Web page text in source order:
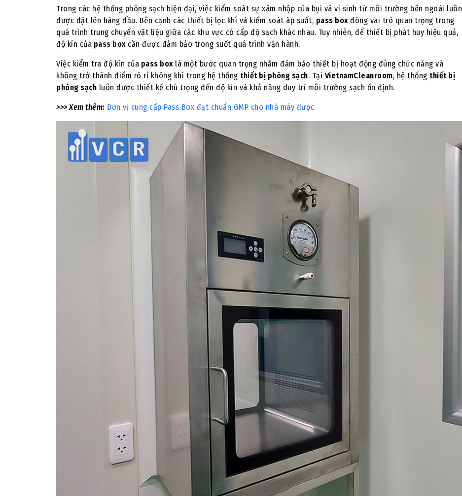
Trong các hệ thống phòng sạch hiện đại, việc kiểm soát sự xâm nhập của bụi và vi sinh từ môi trường bên ngoài luôn
được đặt lên hàng đầu. Bên cạnh các thiết bị lọc khí và kiểm soát áp suất, pass boxđóng vai trò quan trọng trong
quá trình trung chuyển vật liệu giữa các khu vực có cấp độ sạch khác nhau. Tuy nhiên, để thiết bị phát huy hiệu quả,
độ kín của pass boxcần được đảm bảo trong suốt quá trình vận hành.
Việc kiểm tra độ kín của pass boxlà một bước quan trọng nhằm đảm bảo thiết bị hoạt động đúng chức năng và
không trở thành điểm rò rỉ không khí trong hệ thống thiết bị phòng sạch. Tại VietnamCleanroom, hệ thống thiết bị
phòng sạch luôn được thiết kế chú trọng đến độ kín và khả năng duy trì môi trường sạch ổn định.
>>> Xem thêm: Đơn vị cung cấp Pass Box đạt chuẩn GMP cho nhà máy dược